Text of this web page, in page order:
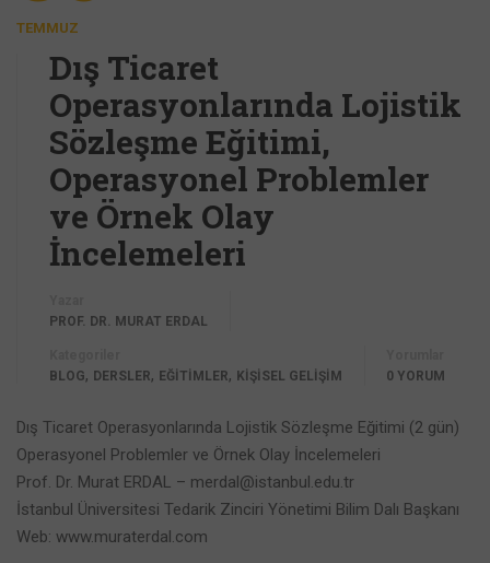
TEMMUZ
Dış Ticaret
Operasyonlarında Lojistik
Sözleşme Eğitimi,
Operasyonel Problemler
ve Örnek Olay
İncelemeleri
PROF. DR. MURAT ERDAL
BLOG, DERSLER, EĞİTİMLER, KİŞİSEL GELİŞİM
0 YORUM
Dış Ticaret Operasyonlarında Lojistik Sözleşme Eğitimi (2 gün)
Operasyonel Problemler ve Örnek Olay İncelemeleri
Prof. Dr. Murat ERDAL – merdal@istanbul.edu.tr
İstanbul Üniversitesi Tedarik Zinciri Yönetimi Bilim Dalı Başkanı
Web: www.muraterdal.com